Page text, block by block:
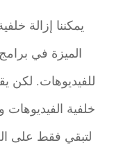
يمكننا إزالة
الميزة في
للفيديوهات. لكن
لتبقي فقط على